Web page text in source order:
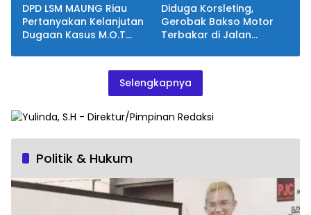
DPD LSM MAUNG Riau
Pertanyakan Kelanjutan
Dugaan Kasus M.O.T
Kejelasan Kejari
Diduga Korsleting,
Gerobak Bakso Motor
Terbakar di Jalan
Selengkapnya
Politik & Hukum